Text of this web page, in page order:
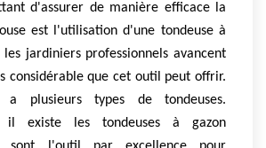
d'assurer de manière efficace la
est l'utilisation d'une tondeuse à
jardiniers professionnels avancent
considérable que cet outil peut offrir.
types de tondeuses.
il existe les tondeuses à gazon